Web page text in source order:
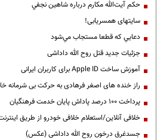
حكم آيت‌الله مكارم درباره شاهين نجفي
سایتهای همسریابی!
دعايي كه قطعا مستجاب مي‌شود
جزئیات جدید قتل روح الله داداشی
آموزش ساخت Apple ID برای کاربران ایرانی
راز خنده های اصغر فرهادی به حرکت بی شرمانه
پرداخت ۱۰۰ درصد پاداش پایان خدمت فرهنگیان
خلافی آنلاین/استعلام خلافی خودرو از طریق
جسدغرق درخون روح الله داداشی (عکس)